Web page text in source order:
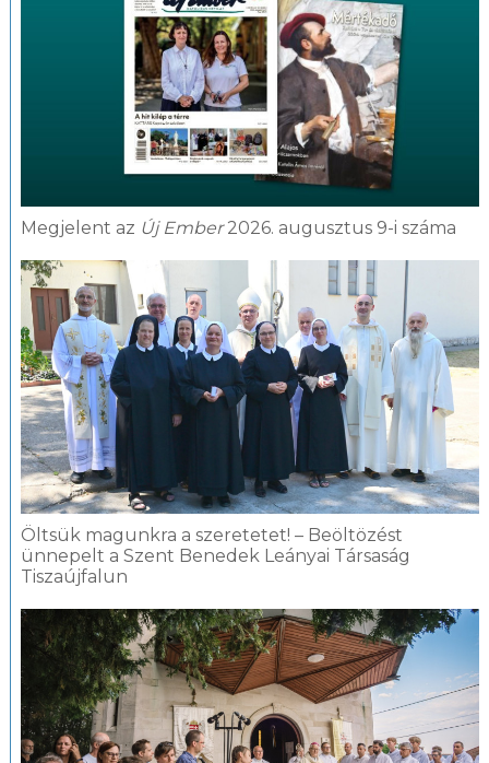
Megjelent az Új Ember2026. augusztus 9-i száma
Öltsük magunkra a szeretetet! – Beöltözést
ünnepelt a Szent Benedek Leányai Társaság
Tiszaújfalun